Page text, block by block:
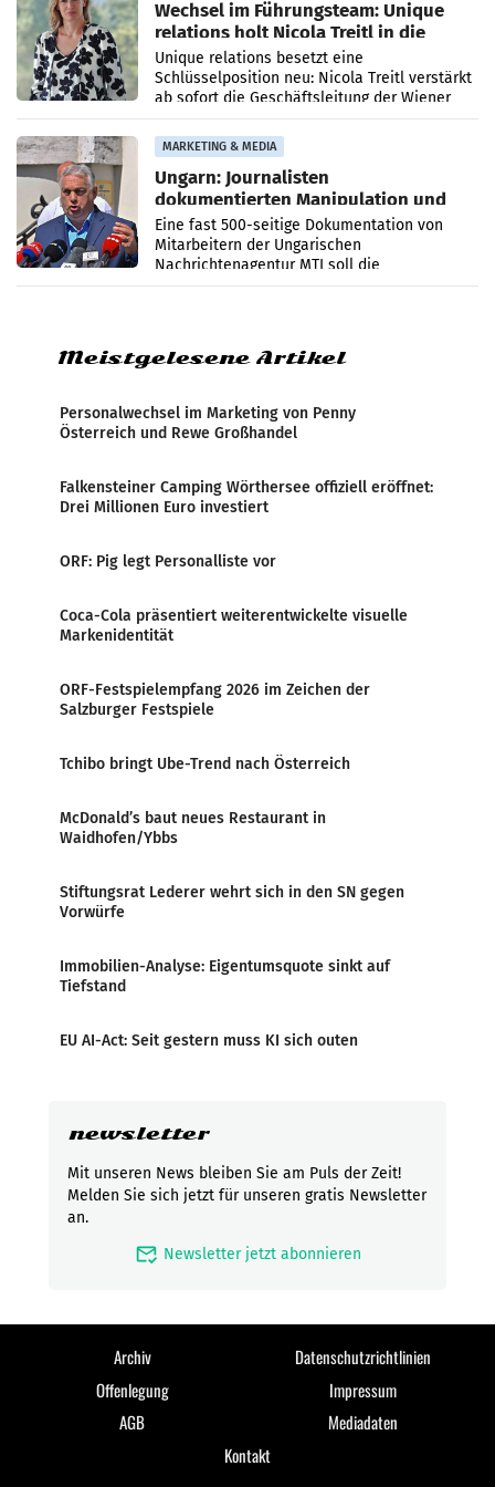
Wechsel im Führungsteam: Unique
relations holt Nicola Treitl in die
Geschäftsleitung
Unique relations besetzt eine
Schlüsselposition neu: Nicola Treitl verstärkt
ab sofort die Geschäftsleitung der Wiener
PR-Agentur an der Seite von Josef Kalina und
Anna Kalina-Mahr.
MARKETING & MEDIA
Ungarn: Journalisten
dokumentierten Manipulation und
Zensur
Eine fast 500-seitige Dokumentation von
Mitarbeitern der Ungarischen
Nachrichtenagentur MTI soll die
systematische Nachrichten-Manipulation und
Meistgelesene Artikel
Personalwechsel im Marketing von Penny
Österreich und Rewe Großhandel
Falkensteiner Camping Wörthersee offiziell eröffnet:
Drei Millionen Euro investiert
ORF: Pig legt Personalliste vor
Coca-Cola präsentiert weiterentwickelte visuelle
Markenidentität
ORF-Festspielempfang 2026 im Zeichen der
Salzburger Festspiele
Tchibo bringt Ube-Trend nach Österreich
McDonald’s baut neues Restaurant in
Waidhofen/Ybbs
Stiftungsrat Lederer wehrt sich in den SN gegen
Vorwürfe
Immobilien-Analyse: Eigentumsquote sinkt auf
Tiefstand
EU AI-Act: Seit gestern muss KI sich outen
newsletter
Mit unseren News bleiben Sie am Puls der Zeit!
Melden Sie sich jetzt für unseren gratis Newsletter
an.
mark_email_read Newsletter jetzt abonnieren
Archiv
Datenschutzrichtlinien
Offenlegung
Impressum
AGB
Mediadaten
Kontakt